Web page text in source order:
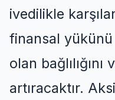
ivedilikle
finansal
olan
artıracaktır.